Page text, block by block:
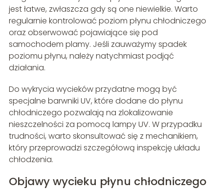
jest łatwe, zwłaszcza gdy są one niewielkie. Warto
regularnie kontrolować poziom płynu chłodniczego
oraz obserwować pojawiające się pod
samochodem plamy. Jeśli zauważymy spadek
poziomu płynu, należy natychmiast podjąć
działania.
Do wykrycia wycieków przydatne mogą być
specjalne barwniki UV, które dodane do płynu
chłodniczego pozwalają na zlokalizowanie
nieszczelności za pomocą lampy UV. W przypadku
trudności, warto skonsultować się z mechanikiem,
który przeprowadzi szczegółową inspekcję układu
chłodzenia.
Objawy wycieku płynu chłodniczego